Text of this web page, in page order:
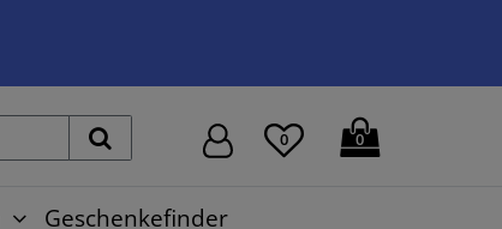
0 0
Geschenkefinder